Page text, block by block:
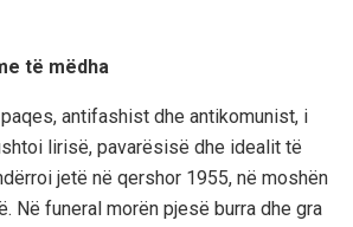
të mëdha
antifashist dhe antikomunist, i
lirisë, pavarësisë dhe idealit të
jetë në qershor 1955, në moshën
Në funeral morën pjesë burra dhe gra